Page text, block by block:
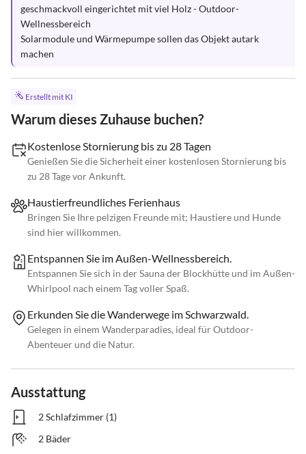
geschmackvoll eingerichtet mit viel Holz - Outdoor-
Wellnessbereich
Solarmodule und Wärmepumpe sollen das Objekt autark
machen
Erstellt mit KI
Warum dieses Zuhause buchen?
Kostenlose Stornierung bis zu 28 Tagen
Genießen Sie die Sicherheit einer kostenlosen Stornierung bis
zu 28 Tage vor Ankunft.
Haustierfreundliches Ferienhaus
Bringen Sie Ihre pelzigen Freunde mit; Haustiere und Hunde
sind hier willkommen.
Entspannen Sie im Außen-Wellnessbereich.
Entspannen Sie sich in der Sauna der Blockhütte und im Außen-
Whirlpool nach einem Tag voller Spaß.
Erkunden Sie die Wanderwege im Schwarzwald.
Gelegen in einem Wanderparadies, ideal für Outdoor-
Abenteuer und die Natur.
Ausstattung
2 Schlafzimmer (1)
2 Bäder